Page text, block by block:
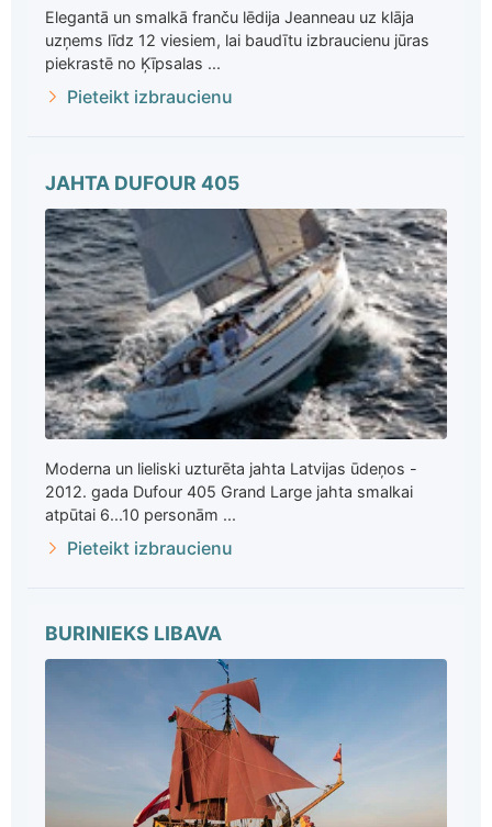
Elegantā un smalkā franču lēdija Jeanneau uz klāja
uzņems līdz 12 viesiem, lai baudītu izbraucienu jūras
piekrastē no Ķīpsalas ...
Pieteikt izbraucienu
JAHTA DUFOUR 405
Moderna un lieliski uzturēta jahta Latvijas ūdeņos -
2012. gada Dufour 405 Grand Large jahta smalkai
atpūtai 6...10 personām ...
Pieteikt izbraucienu
BURINIEKS LIBAVA